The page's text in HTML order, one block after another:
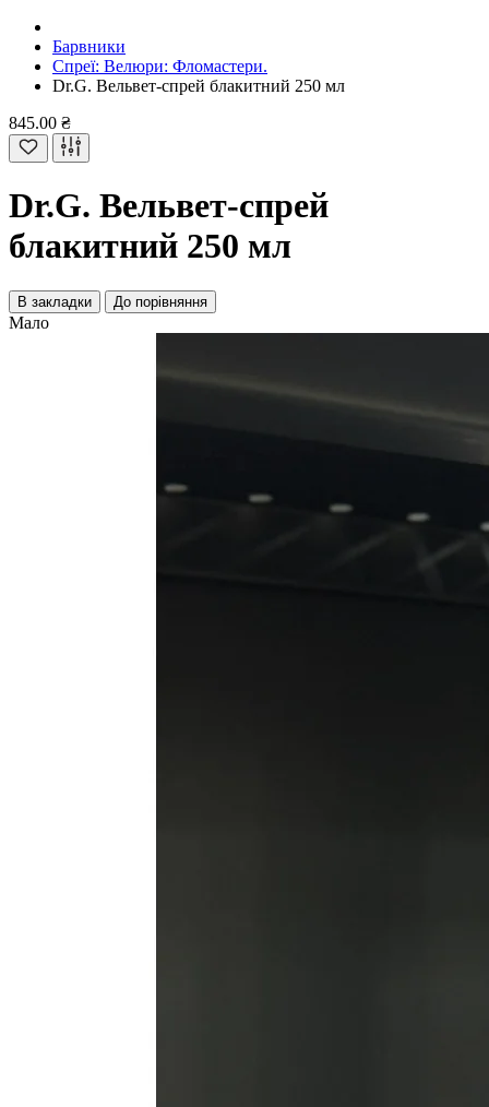
Барвники
Спреї: Велюри: Фломастери.
Dr.G. Вельвет-спрей блакитний 250 мл
845.00 ₴
Dr.G. Вельвет-спрей
блакитний 250 мл
В закладки До порівняння
Мало